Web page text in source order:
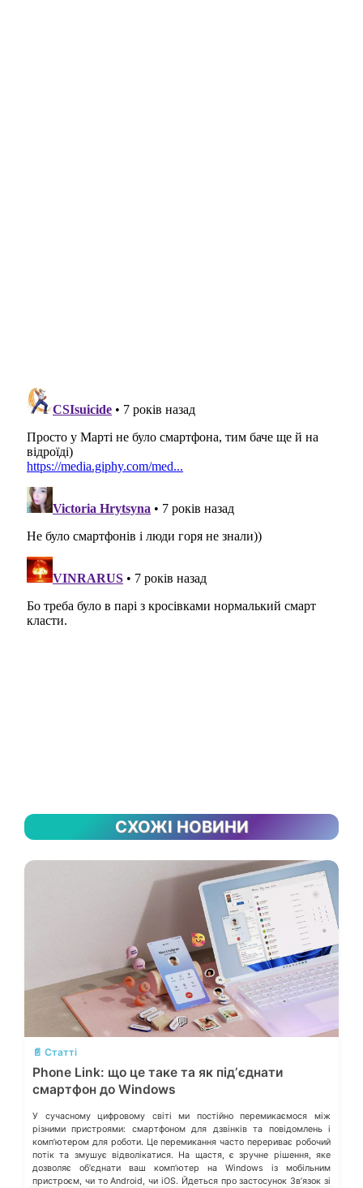
СХОЖІ НОВИНИ
💬
📄 Статті
Phone Link: що це таке та як підʼєднати
смартфон до Windows
У сучасному цифровому світі ми постійно перемикаємося між
різними пристроями: смартфоном для дзвінків та повідомлень і
компʼютером для роботи. Це перемикання часто перериває робочий
потік та змушує відволікатися. На щастя, є зручне рішення, яке
дозволяє обʼєднати ваш компʼютер на Windows із мобільним
пристроєм, чи то Android, чи iOS. Йдеться про застосунок Звʼязок зі